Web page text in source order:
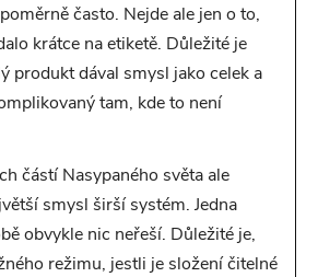
často. Nejde ale jen o to,
krátce na etiketě. Důležité je
produkt dával smysl jako celek a
tam, kde to není
částí Nasypaného světa ale
smysl širší systém. Jedna
obvykle nic neřeší. Důležité je,
režimu, jestli je složení čitelné